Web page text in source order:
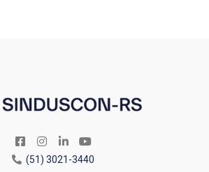
(51) 3021-3440